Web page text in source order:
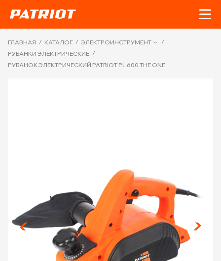
ГЛАВНАЯ / КАТАЛОГ / ЭЛЕКТРОИНСТРУМЕНТ
/
РУБАНКИ ЭЛЕКТРИЧЕСКИЕ /
РУБАНОК ЭЛЕКТРИЧЕСКИЙ PATRIOT PL 600 THE ONE